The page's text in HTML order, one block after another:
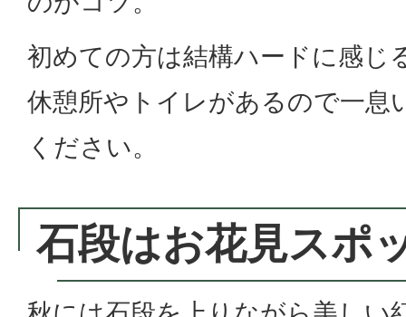
初めての方は結構ハードに感じ
休憩所やトイレがあるので一息
ください。
石段はお花見スポ